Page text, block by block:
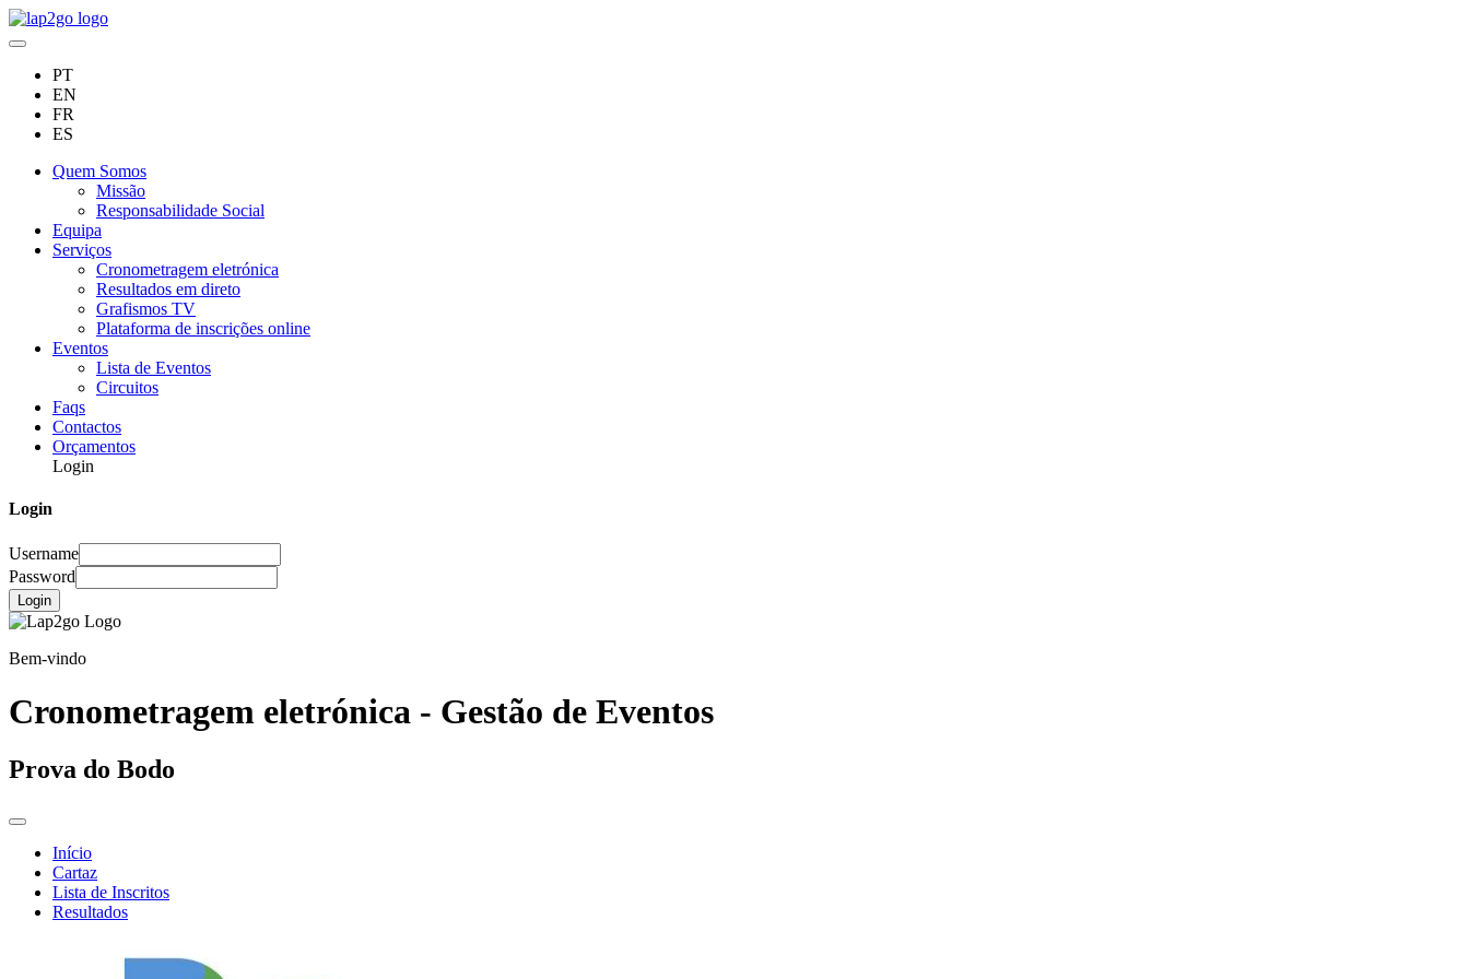
PT
EN
FR
ES
Quem Somos
Missão
Responsabilidade Social
Equipa
Serviços
Cronometragem eletrónica
Resultados em direto
Grafismos TV
Plataforma de inscrições online
Eventos
Lista de Eventos
Circuitos
Faqs
Contactos
Orçamentos
Login
Login
Username
Password
Login
Bem-vindo
Cronometragem eletrónica - Gestão de Eventos
Prova do Bodo
Início
Cartaz
Lista de Inscritos
Resultados